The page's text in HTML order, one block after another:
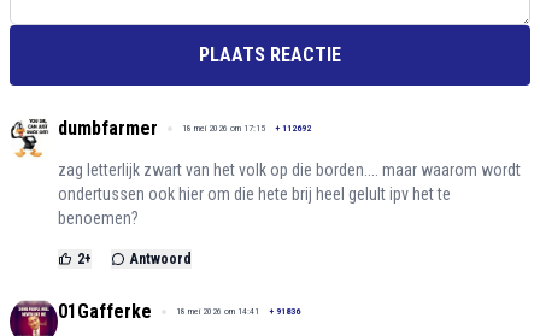
PLAATS REACTIE
dumbfarmer 18 mei 2026 om 17:15 + 112692
zag letterlijk zwart van het volk op die borden.... maar waarom wordt
ondertussen ook hier om die hete brij heel gelult ipv het te
benoemen?
2+ Antwoord
01Gafferke 18 mei 2026 om 14:41 + 91836